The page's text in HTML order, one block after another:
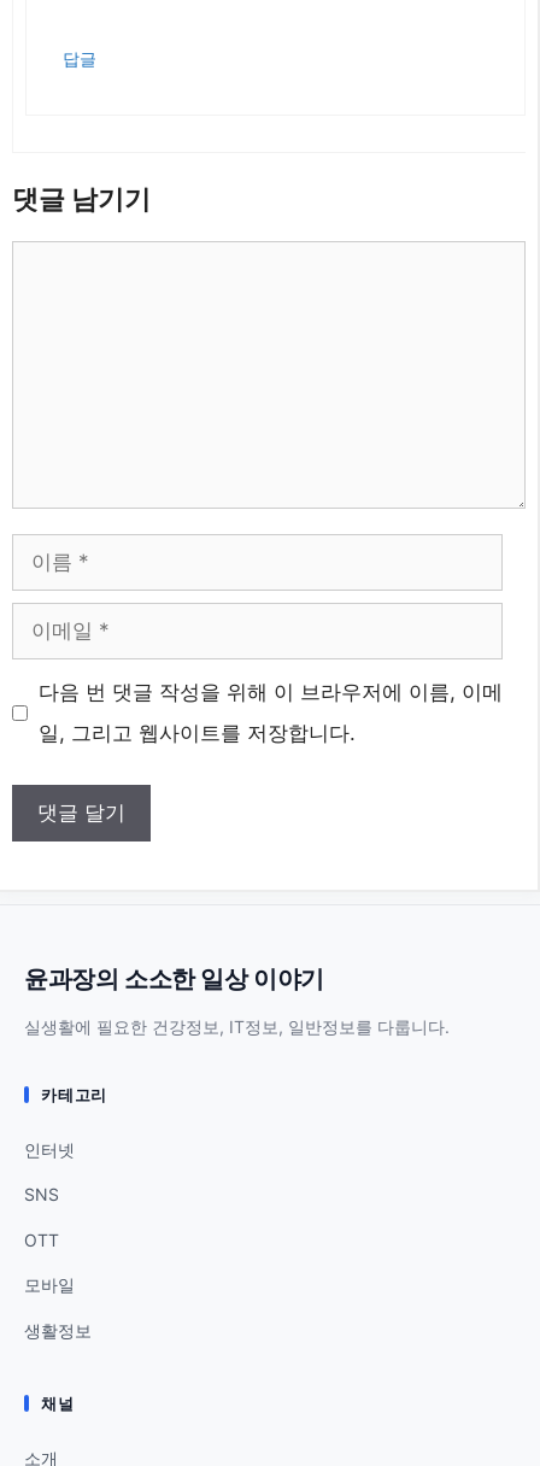
답글
댓글 남기기
름
메
일 다음 번 댓글 작성을 위해 이 브라우저에 이름, 이메
일, 그리고 웹사이트를 저장합니다.
윤과장의 소소한 일상 이야기
실생활에 필요한 건강정보, IT정보, 일반정보를 다룹니다.
카테고리
인터넷
SNS
OTT
모바일
생활정보
채널
소개